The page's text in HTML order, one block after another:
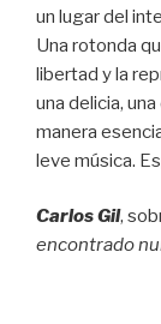
un lugar del
Una rotonda
libertad y la
una delicia,
manera
leve música.
Carlos Gil,
encontrado